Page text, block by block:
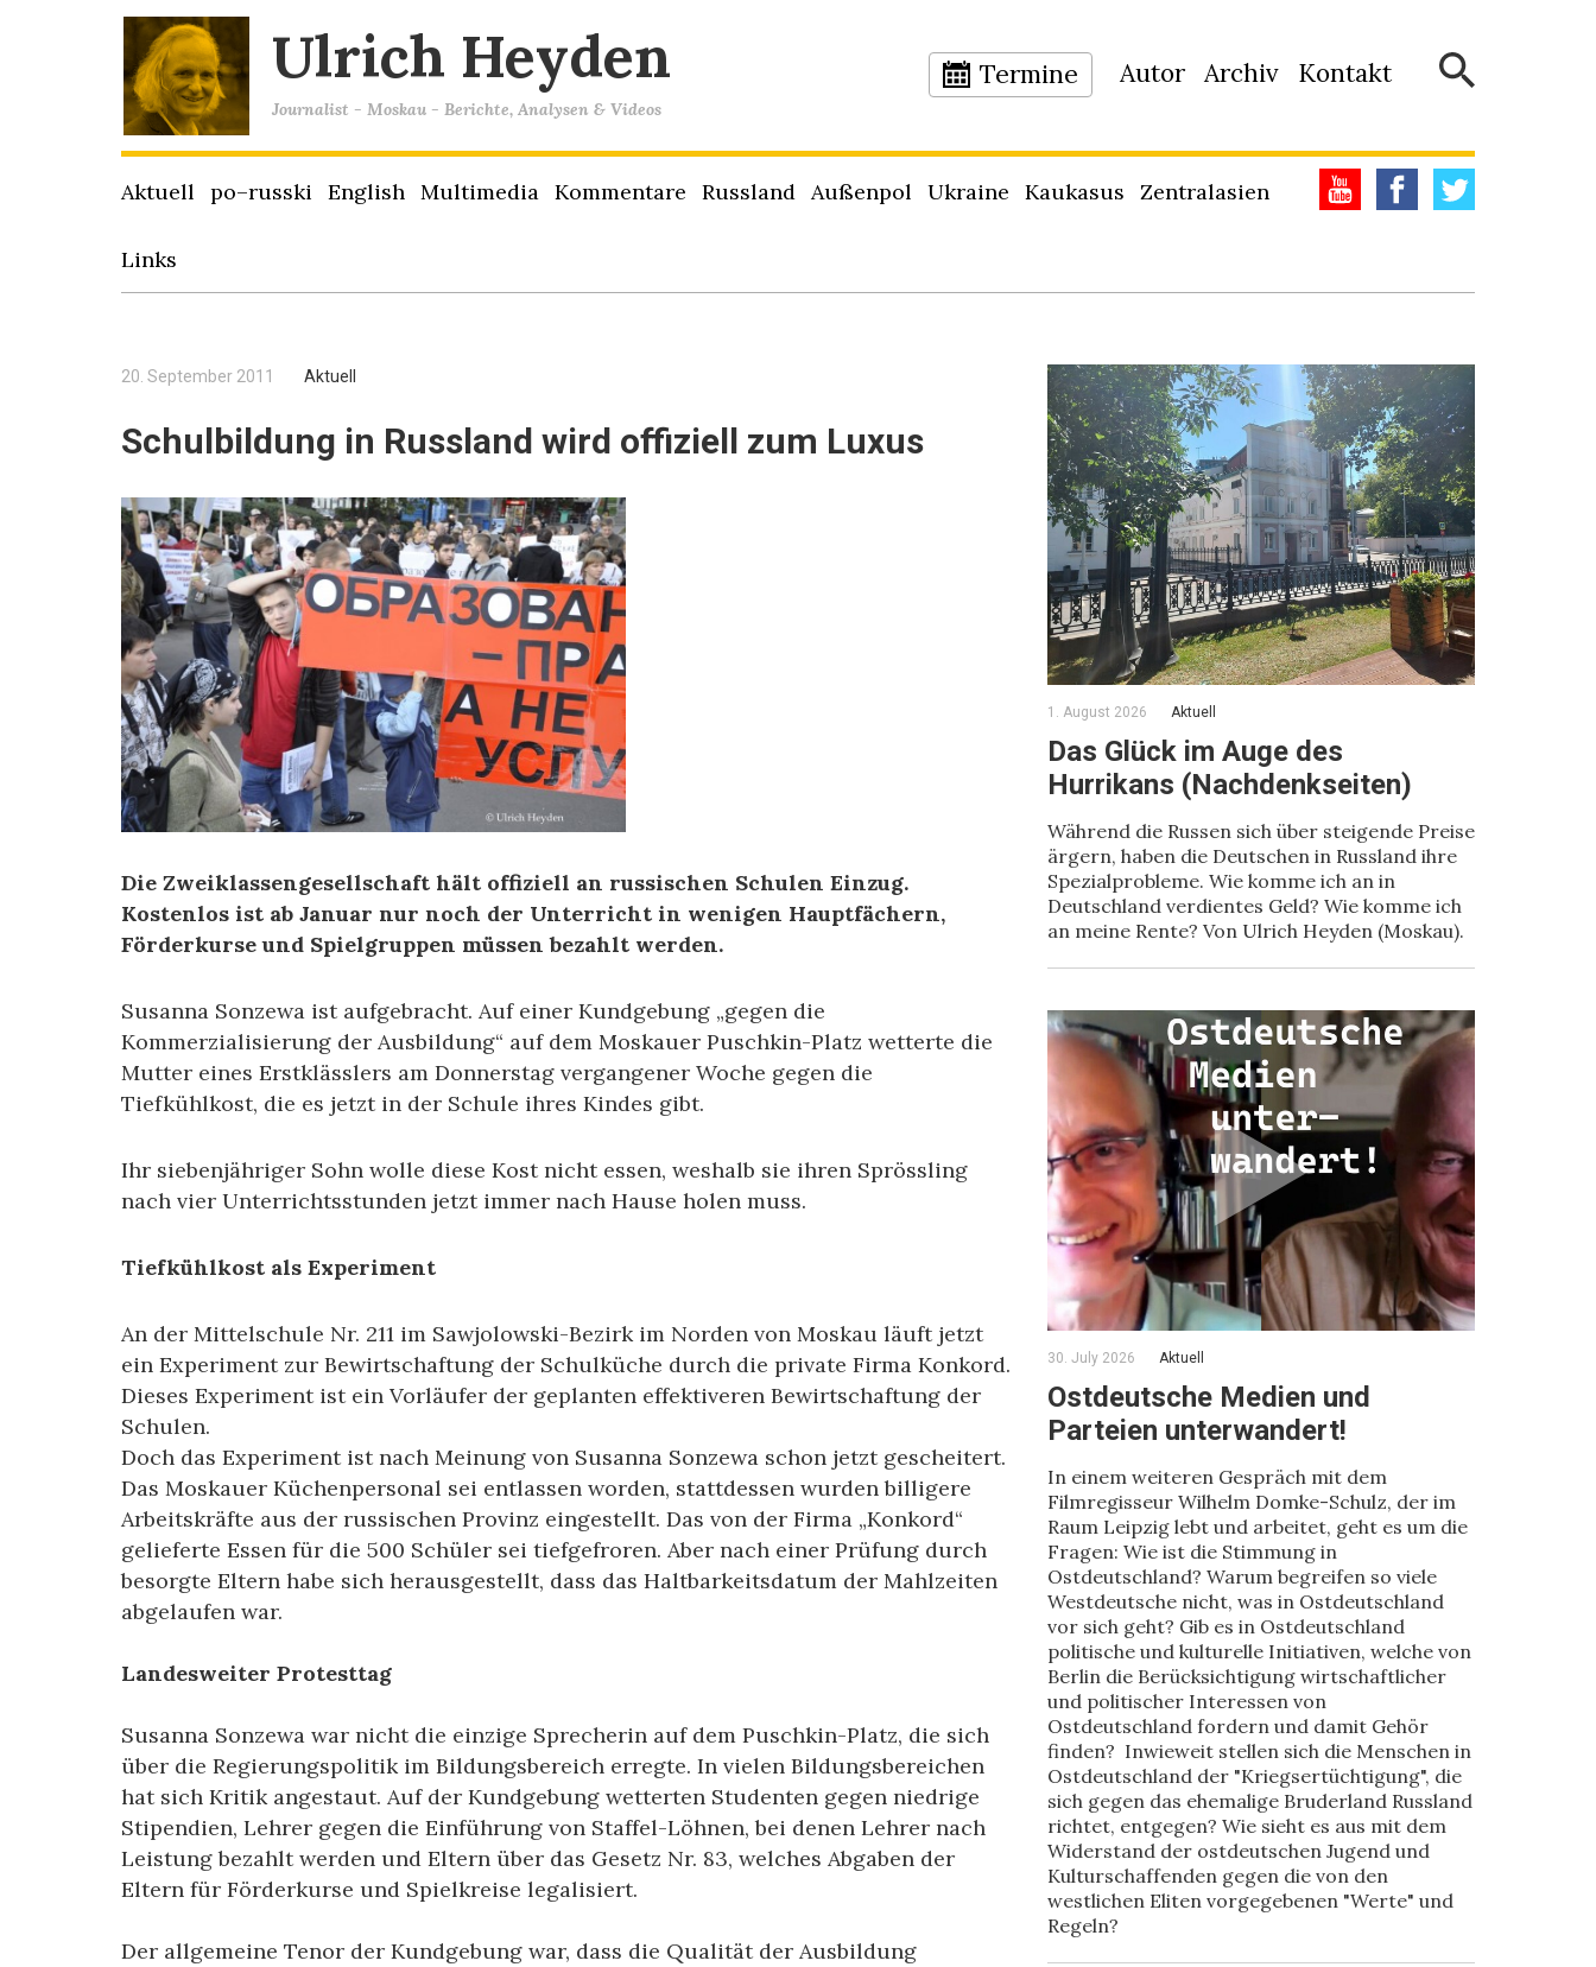
Ulrich Heyden
Journalist - Moskau - Berichte, Analysen & Videos
Termine Autor Archiv Kontakt
Aktuell po–russki English Multimedia Kommentare Russland Außenpol Ukraine Kaukasus Zentralasien
Links
20. September 2011 Aktuell
Schulbildung in Russland wird offiziell zum Luxus
Die Zweiklassengesellschaft hält offiziell an russischen Schulen Einzug.
Kostenlos ist ab Januar nur noch der Unterricht in wenigen Hauptfächern,
Förderkurse und Spielgruppen müssen bezahlt werden.
Susanna Sonzewa ist aufgebracht. Auf einer Kundgebung „gegen die
Kommerzialisierung der Ausbildung“ auf dem Moskauer Puschkin-Platz wetterte die
Mutter eines Erstklässlers am Donnerstag vergangener Woche gegen die
Tiefkühlkost, die es jetzt in der Schule ihres Kindes gibt.
Ihr siebenjähriger Sohn wolle diese Kost nicht essen, weshalb sie ihren Sprössling
nach vier Unterrichtsstunden jetzt immer nach Hause holen muss.
Tiefkühlkost als Experiment
An der Mittelschule Nr. 211 im Sawjolowski-Bezirk im Norden von Moskau läuft jetzt
ein Experiment zur Bewirtschaftung der Schulküche durch die private Firma Konkord.
Dieses Experiment ist ein Vorläufer der geplanten effektiveren Bewirtschaftung der
Schulen.
Doch das Experiment ist nach Meinung von Susanna Sonzewa schon jetzt gescheitert.
Das Moskauer Küchenpersonal sei entlassen worden, stattdessen wurden billigere
Arbeitskräfte aus der russischen Provinz eingestellt. Das von der Firma „Konkord“
gelieferte Essen für die 500 Schüler sei tiefgefroren. Aber nach einer Prüfung durch
besorgte Eltern habe sich herausgestellt, dass das Haltbarkeitsdatum der Mahlzeiten
abgelaufen war.
Landesweiter Protesttag
Susanna Sonzewa war nicht die einzige Sprecherin auf dem Puschkin-Platz, die sich
über die Regierungspolitik im Bildungsbereich erregte. In vielen Bildungsbereichen
hat sich Kritik angestaut. Auf der Kundgebung wetterten Studenten gegen niedrige
Stipendien, Lehrer gegen die Einführung von Staffel-Löhnen, bei denen Lehrer nach
Leistung bezahlt werden und Eltern über das Gesetz Nr. 83, welches Abgaben der
Eltern für Förderkurse und Spielkreise legalisiert.
Der allgemeine Tenor der Kundgebung war, dass die Qualität der Ausbildung
1. August 2026 Aktuell
Das Glück im Auge des
Hurrikans (Nachdenkseiten)
Während die Russen sich über steigende Preise
ärgern, haben die Deutschen in Russland ihre
Spezialprobleme. Wie komme ich an in
Deutschland verdientes Geld? Wie komme ich
an meine Rente? Von Ulrich Heyden (Moskau).
30. July 2026 Aktuell
Ostdeutsche Medien und
Parteien unterwandert!
In einem weiteren Gespräch mit dem
Filmregisseur Wilhelm Domke-Schulz, der im
Raum Leipzig lebt und arbeitet, geht es um die
Fragen: Wie ist die Stimmung in
Ostdeutschland? Warum begreifen so viele
Westdeutsche nicht, was in Ostdeutschland
vor sich geht? Gib es in Ostdeutschland
politische und kulturelle Initiativen, welche von
Berlin die Berücksichtigung wirtschaftlicher
und politischer Interessen von
Ostdeutschland fordern und damit Gehör
finden? Inwieweit stellen sich die Menschen in
Ostdeutschland der "Kriegsertüchtigung", die
sich gegen das ehemalige Bruderland Russland
richtet, entgegen? Wie sieht es aus mit dem
Widerstand der ostdeutschen Jugend und
Kulturschaffenden gegen die von den
westlichen Eliten vorgegebenen "Werte" und
Regeln?